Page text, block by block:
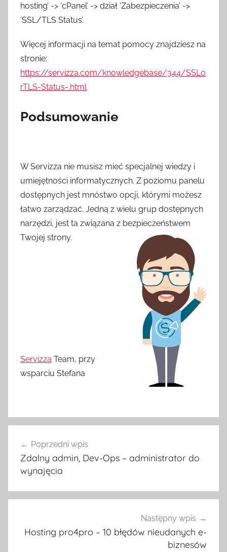
hosting’ -> ‘cPanel’ -> dział ‘Zabezpieczenia’ ->
‘SSL/TLS Status’.
Więcej informacji na temat pomocy znajdziesz na
stronie:
https://servizza.com/knowledgebase/344/SSLo
rTLS-Status-.html
Podsumowanie
W Servizza nie musisz mieć specjalnej wiedzy i
umiejętności informatycznych. Z poziomu panelu
dostępnych jest mnóstwo opcji, którymi możesz
łatwo zarządzać. Jedną z wielu grup dostępnych
narzędzi, jest ta związana z bezpieczeństwem
Twojej strony.
Servizza Team, przy
wsparciu Stefana
wpisu
Poprzedni wpis
Zdalny admin, Dev-Ops – administrator do
wynajęcia
Następny wpis
Hosting pro4pro – 10 błędów nieudanych e-
biznesów